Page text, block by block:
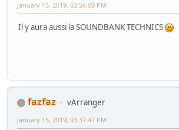
January 15, 2019, 02:56:09 PM
Il y aura aussi la SOUNDBANK TECHNICS
fazfaz
vArranger
January 15, 2019, 03:37:47 PM